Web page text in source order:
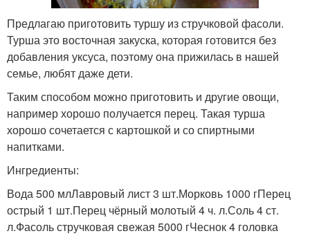
Предлагаю приготовить туршу из стручковой фасоли.
Турша это восточная закуска, которая готовится без
добавления уксуса, поэтому она прижилась в нашей
семье, любят даже дети.
Таким способом можно приготовить и другие овощи,
например хорошо получается перец. Такая турша
хорошо сочетается с картошкой и со спиртными
напитками.
Ингредиенты:
Вода 500 млЛавровый лист 3 шт.Морковь 1000 гПерец
острый 1 шт.Перец чёрный молотый 4 ч. л.Соль 4 ст.
л.Фасоль стручковая свежая 5000 гЧеснок 4 головка